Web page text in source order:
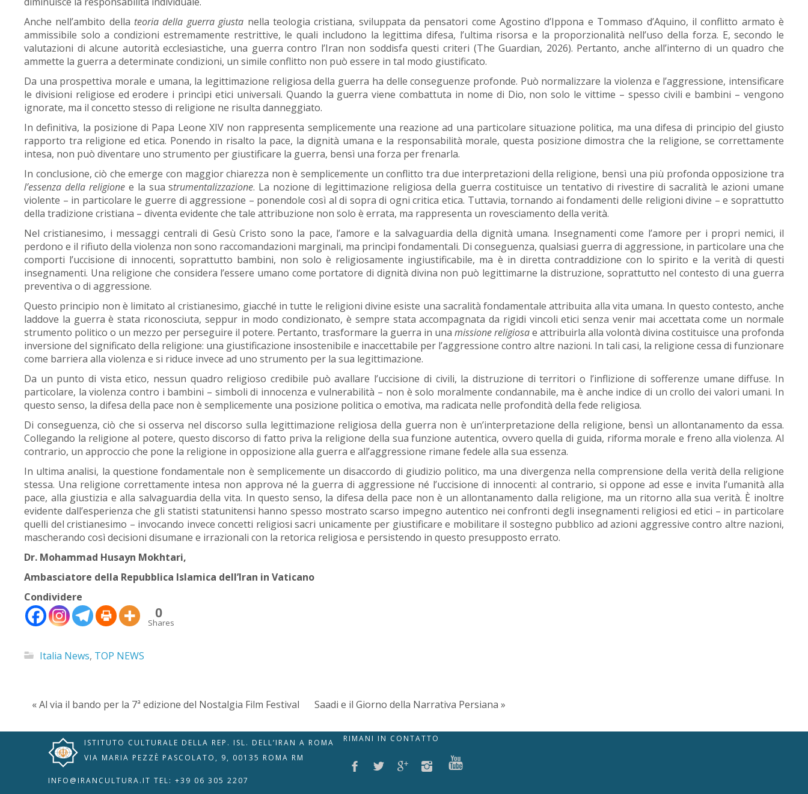
Anche nell’ambito della teoria della guerra giusta nella teologia cristiana, sviluppata da pensatori come Agostino d’Ippona e Tommaso d’Aquino, il conflitto armato è
ammissibile solo a condizioni estremamente restrittive, le quali includono la legittima difesa, l’ultima risorsa e la proporzionalità nell’uso della forza. E, secondo le
valutazioni di alcune autorità ecclesiastiche, una guerra contro l’Iran non soddisfa questi criteri (The Guardian, 2026). Pertanto, anche all’interno di un quadro che
ammette la guerra a determinate condizioni, un simile conflitto non può essere in tal modo giustificato.
Da una prospettiva morale e umana, la legittimazione religiosa della guerra ha delle conseguenze profonde. Può normalizzare la violenza e l’aggressione, intensificare
le divisioni religiose ed erodere i princìpi etici universali. Quando la guerra viene combattuta in nome di Dio, non solo le vittime – spesso civili e bambini – vengono
ignorate, ma il concetto stesso di religione ne risulta danneggiato.
In definitiva, la posizione di Papa Leone XIV non rappresenta semplicemente una reazione ad una particolare situazione politica, ma una difesa di principio del giusto
rapporto tra religione ed etica. Ponendo in risalto la pace, la dignità umana e la responsabilità morale, questa posizione dimostra che la religione, se correttamente
intesa, non può diventare uno strumento per giustificare la guerra, bensì una forza per frenarla.
In conclusione, ciò che emerge con maggior chiarezza non è semplicemente un conflitto tra due interpretazioni della religione, bensì una più profonda opposizione tra
l’essenza della religionee la sua strumentalizzazione. La nozione di legittimazione religiosa della guerra costituisce un tentativo di rivestire di sacralità le azioni umane
violente – in particolare le guerre di aggressione – ponendole così al di sopra di ogni critica etica. Tuttavia, tornando ai fondamenti delle religioni divine – e soprattutto
della tradizione cristiana – diventa evidente che tale attribuzione non solo è errata, ma rappresenta un rovesciamento della verità.
Nel cristianesimo, i messaggi centrali di Gesù Cristo sono la pace, l’amore e la salvaguardia della dignità umana. Insegnamenti come l’amore per i propri nemici, il
perdono e il rifiuto della violenza non sono raccomandazioni marginali, ma princìpi fondamentali. Di conseguenza, qualsiasi guerra di aggressione, in particolare una che
comporti l’uccisione di innocenti, soprattutto bambini, non solo è religiosamente ingiustificabile, ma è in diretta contraddizione con lo spirito e la verità di questi
insegnamenti. Una religione che considera l’essere umano come portatore di dignità divina non può legittimarne la distruzione, soprattutto nel contesto di una guerra
preventiva o di aggressione.
Questo principio non è limitato al cristianesimo, giacché in tutte le religioni divine esiste una sacralità fondamentale attribuita alla vita umana. In questo contesto, anche
laddove la guerra è stata riconosciuta, seppur in modo condizionato, è sempre stata accompagnata da rigidi vincoli etici senza venir mai accettata come un normale
strumento politico o un mezzo per perseguire il potere. Pertanto, trasformare la guerra in una missione religiosae attribuirla alla volontà divina costituisce una profonda
inversione del significato della religione: una giustificazione insostenibile e inaccettabile per l’aggressione contro altre nazioni. In tali casi, la religione cessa di funzionare
come barriera alla violenza e si riduce invece ad uno strumento per la sua legittimazione.
Da un punto di vista etico, nessun quadro religioso credibile può avallare l’uccisione di civili, la distruzione di territori o l’inflizione di sofferenze umane diffuse. In
particolare, la violenza contro i bambini – simboli di innocenza e vulnerabilità – non è solo moralmente condannabile, ma è anche indice di un crollo dei valori umani. In
questo senso, la difesa della pace non è semplicemente una posizione politica o emotiva, ma radicata nelle profondità della fede religiosa.
Di conseguenza, ciò che si osserva nel discorso sulla legittimazione religiosa della guerra non è un’interpretazione della religione, bensì un allontanamento da essa.
Collegando la religione al potere, questo discorso di fatto priva la religione della sua funzione autentica, ovvero quella di guida, riforma morale e freno alla violenza. Al
contrario, un approccio che pone la religione in opposizione alla guerra e all’aggressione rimane fedele alla sua essenza.
In ultima analisi, la questione fondamentale non è semplicemente un disaccordo di giudizio politico, ma una divergenza nella comprensione della verità della religione
stessa. Una religione correttamente intesa non approva né la guerra di aggressione né l’uccisione di innocenti: al contrario, si oppone ad esse e invita l’umanità alla
pace, alla giustizia e alla salvaguardia della vita. In questo senso, la difesa della pace non è un allontanamento dalla religione, ma un ritorno alla sua verità. È inoltre
evidente dall’esperienza che gli statisti statunitensi hanno spesso mostrato scarso impegno autentico nei confronti degli insegnamenti religiosi ed etici – in particolare
quelli del cristianesimo – invocando invece concetti religiosi sacri unicamente per giustificare e mobilitare il sostegno pubblico ad azioni aggressive contro altre nazioni,
mascherando così decisioni disumane e irrazionali con la retorica religiosa e persistendo in questo presupposto errato.
Dr. Mohammad Husayn Mokhtari,
Ambasciatore della Repubblica Islamica dell’Iran in Vaticano
Condividere
0
Shares
Italia News, TOP NEWS
« Al via il bando per la 7ª edizione del Nostalgia Film Festival Saadi e il Giorno della Narrativa Persiana »
ISTITUTO CULTURALE DELLA REP. ISL. DELL’IRAN A ROMA
VIA MARIA PEZZÈ PASCOLATO, 9, 00135 ROMA RM
INFO@IRANCULTURA.IT TEL: +39 06 305 2207
RIMANI IN CONTATTO
Alto Contrasto
Immagini
Evidenzia Link
Modalità
Tastiera
Grande
Guida Lettura